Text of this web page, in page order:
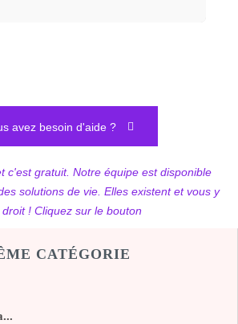
avez besoin d'aide ?
c'est gratuit. Notre équipe est disponible
solutions de vie. Elles existent et vous y
! Cliquez sur le bouton
CATÉGORIE